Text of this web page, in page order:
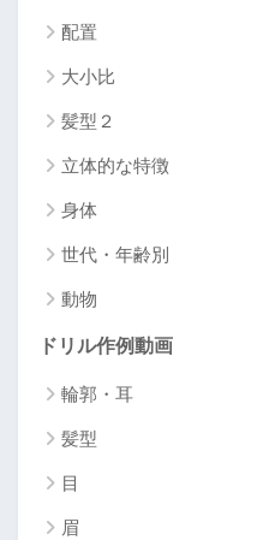
配置
大小比
髪型２
立体的な特徴
身体
世代・年齢別
動物
ドリル作例動画
輪郭・耳
髪型
目
眉